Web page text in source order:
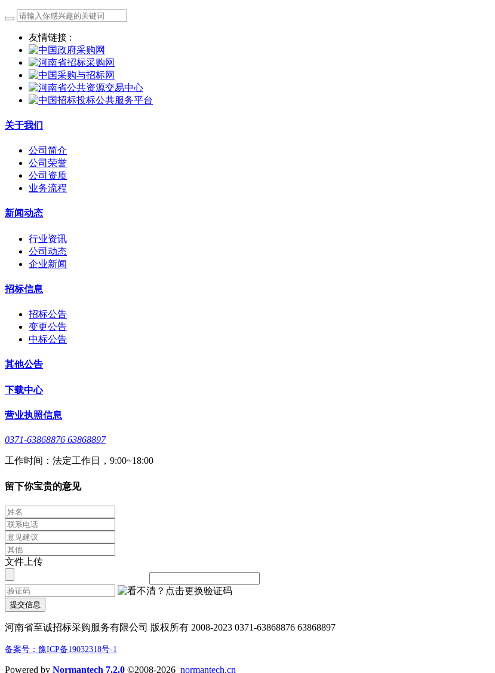
友情链接 :
关于我们
公司简介
公司荣誉
公司资质
业务流程
新闻动态
行业资讯
公司动态
企业新闻
招标信息
招标公告
变更公告
中标公告
其他公告
下载中心
营业执照信息
0371-63868876 63868897
工作时间：法定工作日，9:00~18:00
留下你宝贵的意见
文件上传
提交信息
河南省至诚招标采购服务有限公司 版权所有 2008-2023 0371-63868876 63868897
备案号：豫ICP备19032318号-1
Powered by Normantech 7.2.0 ©2008-2026 normantech.cn